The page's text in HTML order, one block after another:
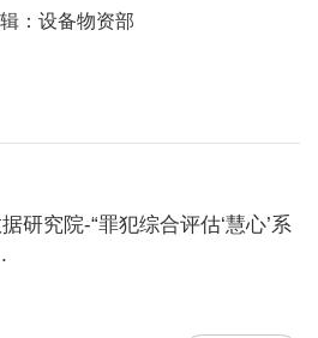
：设备物资部
研究院-“罪犯综合评估‘慧心’系